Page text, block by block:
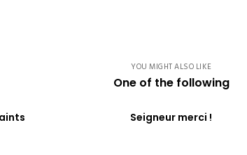
YOU MIGHT ALSO LIKE
One of the following
Seigneur merci !